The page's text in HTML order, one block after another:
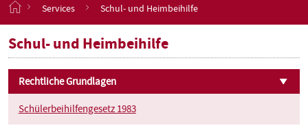
S
r
t
s
e
i
t
e
Services Schul- und Heimbeihilfe
Schul- und Heimbeihilfe
Rechtliche Grundlagen
Schülerbeihilfengesetz 1983